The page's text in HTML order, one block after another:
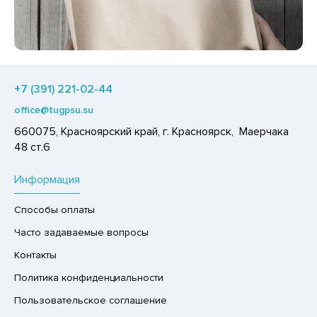
ПРОДУКТ
ШОКОЛАДНЫЕ БАТОНЧИКИ,
ПАСТА
Информация
Способы оплаты
Часто задаваемые вопросы
Контакты
Политика конфиденциальности
Пользовательское соглашение
+7 (391) 221-02-44
office@tugpsu.su
660075, Красноярский край, г. Красноярск, Маерчака
48 ст.6